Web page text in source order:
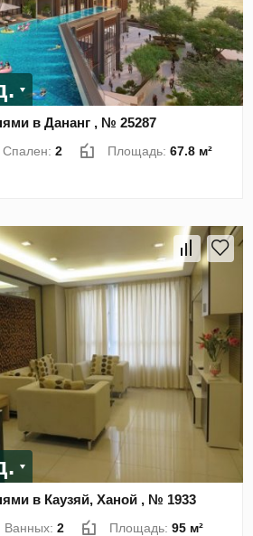
в Дананг , № 25287
Спален:2 Площадь:67.8 м²
в Каузяй, Ханой , № 1933
Ванных:2 Площадь:95 м²